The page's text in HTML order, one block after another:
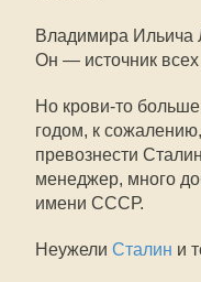
Владимира Ильича
Он — источник
Но крови-то
годом, к
превознести
менеджер, много
имени СССР.
Неужели Сталин и